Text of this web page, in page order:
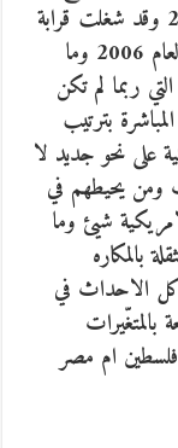
المسألة العراقية قد استعدت لها في العام 2002 وقد شغلت قرابة
ثلاث سنوات 2003-2005 وربما ستشغل العام 2006 وما
التي ربما لم تكن
بترتيب
على نحو جديد لا
ومن يحيطهم في
شيئ وما
شيئ آخر! لقد كانت سنة 2005 مثقلة بالمكاره
كل الاحداث في
بالمتغّيرات
فلسطين ام مصر